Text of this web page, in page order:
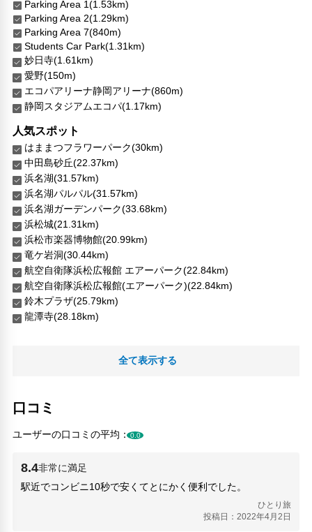
Parking Area 1(1.53km)
Parking Area 2(1.29km)
Parking Area 7(840m)
Students Car Park(1.31km)
妙日寺(1.61km)
愛野(150m)
エコパアリーナ静岡アリーナ(860m)
静岡スタジアムエコパ(1.17km)
人気スポット
はままつフラワーパーク(30km)
中田島砂丘(22.37km)
浜名湖(31.57km)
浜名湖パルパル(31.57km)
浜名湖ガーデンパーク(33.68km)
浜松城(21.31km)
浜松市楽器博物館(20.99km)
竜ケ岩洞(30.44km)
航空自衛隊浜松広報館 エアーパーク(22.84km)
航空自衛隊浜松広報館(エアーパーク)(22.84km)
鈴木プラザ(25.79km)
龍潭寺(28.18km)
全て表示する
口コミ
ユーザーの口コミの平均：0.0
8.4非常に満足
駅近でコンビニ10秒で安くてとにかく便利でした。
ひとり旅
投稿日：2022年4月2日